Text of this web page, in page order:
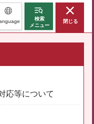
検索
メニュー
閉じる
応等について